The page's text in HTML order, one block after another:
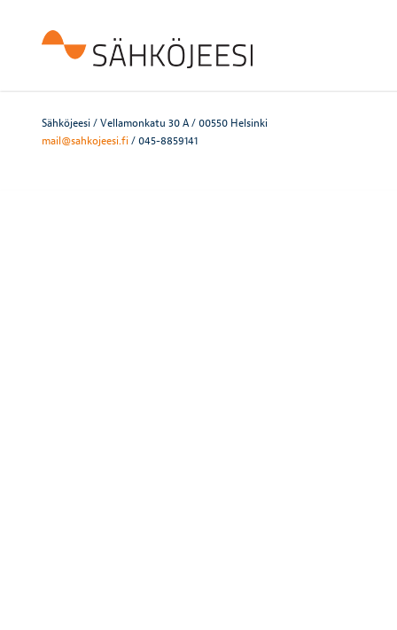
Sähköjeesi / Vellamonkatu 30 A / 00550 Helsinki
mail@sahkojeesi.fi/ 045-8859141